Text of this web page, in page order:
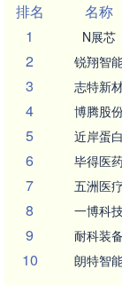
排名
名称
1
N展芯
2 锐翔智
3 志特新
4 博腾股
5 近岸蛋白
6 毕得医
7 五洲医疗
8 一博科
9 耐科装备
10 朗特智